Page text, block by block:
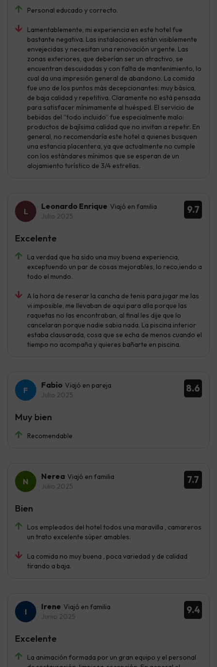
Personal educado y correcto.
Lamentablemente, mi experiencia en este hotel fue
bastante negativa. Las instalaciones están visiblemente
envejecidas y necesitan una renovación urgente. Las
zonas exteriores, que deberían ser un atractivo, se
encuentran descuidadas y con falta de mantenimiento, lo
cual da una impresión general de abandono. La comida
fue uno de los puntos más decepcionantes: muy básica,
de baja calidad y repetitiva. Claramente no está pensada
para satisfacer mínimamente al huésped. El servicio de
bebidas del “todo incluido” fue especialmente malo:
productos de bajísima calidad que no invitan a repetir. En
general, no recomendaría este hotel a quienes busquen
una estancia placentera, ya que actualmente no cumple
con los estándares mínimos que se esperan de un
alojamiento turístico de 3/4 estrellas.
9.7
Leonardo Enrique Viajó en familia
Julio 2025
La verdad que ha sido una muy buena experiencia,
exceptuendo un par de cosas mejorables, lo reco,iendo a
todo el mundo.
A la hora de reserar la cancha de tenis para jugar me las
vi imposible, me llevaban de aqui para alla porque las
raquetas no las encontraban, al final les dije que lo
cancelaran porque nadie sabia nada. La piscina interior
estaba clausarada, cosa que se echa de menos cuando el
tiempo no acompaña y quieres bañarte en piscina.
Excelente
8.6
Fabio Viajó en pareja
Julio 2025
Recomendable
Muy bien
7.7
Nerea Viajó en familia
Julio 2025
Los empleados del hotel todos una maravilla , camareros
un trato excelente súper amables.
La comida no muy buena , poca variedad y de calidad
tirando a baja.
Bien
9.4
Irene Viajó en familia
Junio 2025
La animación formada por un gran equipo y el personal
Excelente